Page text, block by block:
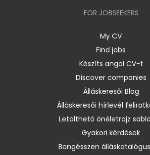
FOR JOBSEEKERS
My CV
Find jobs
Készíts angol CV-t
Discover companies
Álláskeresői Blog
Álláskeresői hírlevél
Letölthető önéletrajz
Gyakori kérdések
Böngésszen